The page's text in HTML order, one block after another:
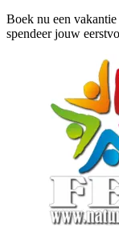
Boek nu een
spendeer jouw